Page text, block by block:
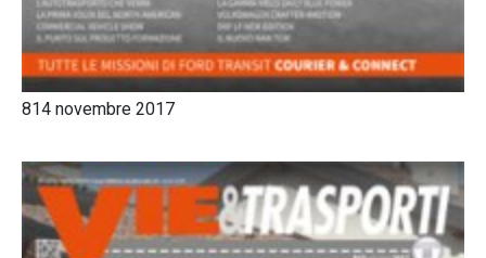
814 novembre 2017